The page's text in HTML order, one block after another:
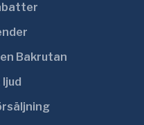
Bakrutan